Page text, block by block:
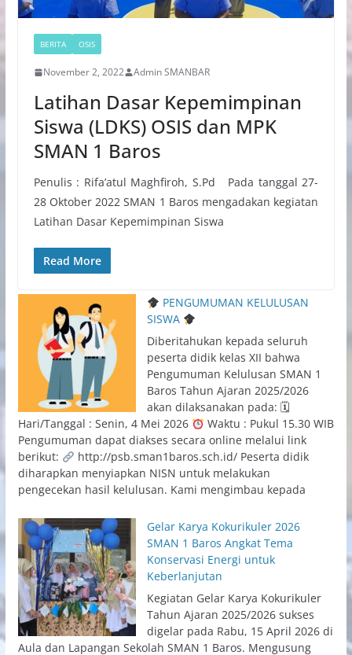
BERITA OSIS
November 2, 2022 Admin SMANBAR
Latihan Dasar Kepemimpinan
Siswa (LDKS) OSIS dan MPK
SMAN 1 Baros
Penulis : Rifa’atul Maghfiroh, S.Pd Pada tanggal 27-
28 Oktober 2022 SMAN 1 Baros mengadakan kegiatan
Latihan Dasar Kepemimpinan Siswa
Read More
PENGUMUMAN KELULUSAN
SISWA
Diberitahukan kepada seluruh
peserta didik kelas XII bahwa
Pengumuman Kelulusan SMAN 1
Baros Tahun Ajaran 2025/2026
akan dilaksanakan pada: 🗓
Hari/Tanggal : Senin, 4 Mei 2026
Waktu : Pukul 15.30 WIB
Pengumuman dapat diakses secara online melalui link
berikut:
http://psb.sman1baros.sch.id/ Peserta didik
diharapkan menyiapkan NISN untuk melakukan
pengecekan hasil kelulusan. Kami mengimbau kepada
Gelar Karya Kokurikuler 2026
SMAN 1 Baros Angkat Tema
Konservasi Energi untuk
Keberlanjutan
Kegiatan Gelar Karya Kokurikuler
Tahun Ajaran 2025/2026 sukses
digelar pada Rabu, 15 April 2026 di
Aula dan Lapangan Sekolah SMAN 1 Baros. Mengusung